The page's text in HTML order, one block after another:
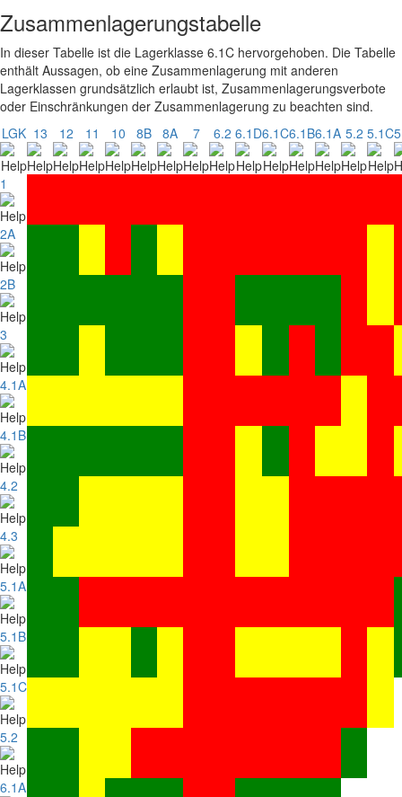
Zusammenlagerungstabelle
In dieser Tabelle ist die Lagerklasse 6.1C hervorgehoben. Die Tabelle
enthält Aussagen, ob eine Zusammenlagerung mit anderen
Lagerklassen grundsätzlich erlaubt ist, Zusammenlagerungsverbote
oder Einschränkungen der Zusammenlagerung zu beachten sind.
LGK 13 12 11 10 8B 8A 7 6.2 6.1D6.1C6.1B6.1A 5.2 5.1C
1
2A
2B
3
4.1A
4.1B
4.2
4.3
5.1A
5.1B
5.1C
5.2
6.1A